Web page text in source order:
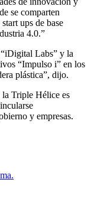
se comparten
ups de base
4.0.”
Labs” y la
“Impulso i” en los
plástica”, dijo.
Triple Hélice es
y empresas.